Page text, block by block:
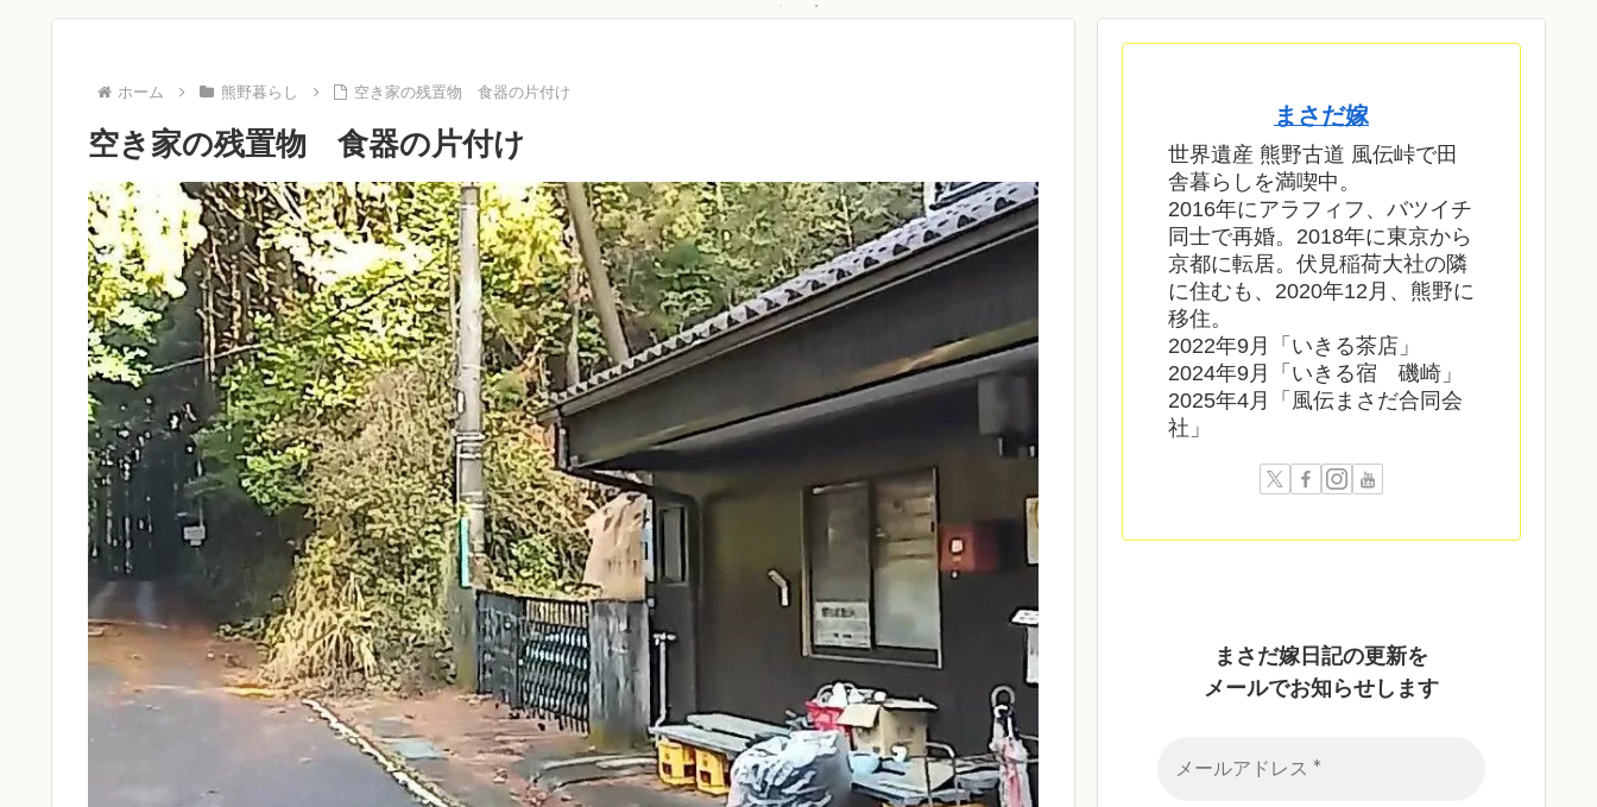
ホーム 熊野暮らし 空き家の残置物 食器の片付け
空き家の残置物 食器の片付け
まさだ嫁
世界遺産 熊野古道 風伝峠で田
舎暮らしを満喫中。
2016年にアラフィフ、バツイチ
同士で再婚。2018年に東京から
京都に転居。伏見稲荷大社の隣
に住むも、2020年12月、熊野に
移住。
2022年9月「いきる茶店」
2024年9月「いきる宿 磯崎」
2025年4月「風伝まさだ合同会
社」
まさだ嫁日記の更新を
メールでお知らせします